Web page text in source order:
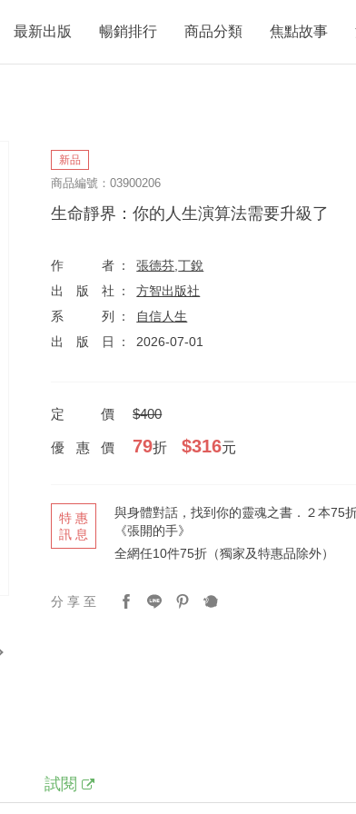
最新出版 暢銷排行 商品分類 焦點故事
新品
商品編號：03900206
生命靜界：你的人生演算法需要升級了
作者 張德芬 ,丁銳
出版社
方智出版社
系列
自信人生
出版日
2026-07-01
定價 $400
優惠價 79折$316元
特惠
訊息
與身體對話，找到你的靈魂之書．２本75
《張開的手》
全網任10件75折（獨家及特惠品除外）
分享至
試閱